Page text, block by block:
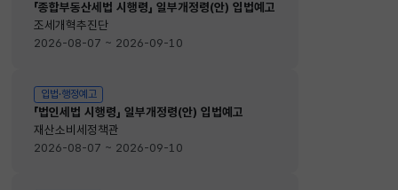
「종합부동산세법 시행령」 일부개정령(안) 입법예고
조세개혁추진단
2026-08-07 ~ 2026-09-10
입법·행정예고
「법인세법 시행령」 일부개정령(안) 입법예고
재산소비세정책관
2026-08-07 ~ 2026-09-10